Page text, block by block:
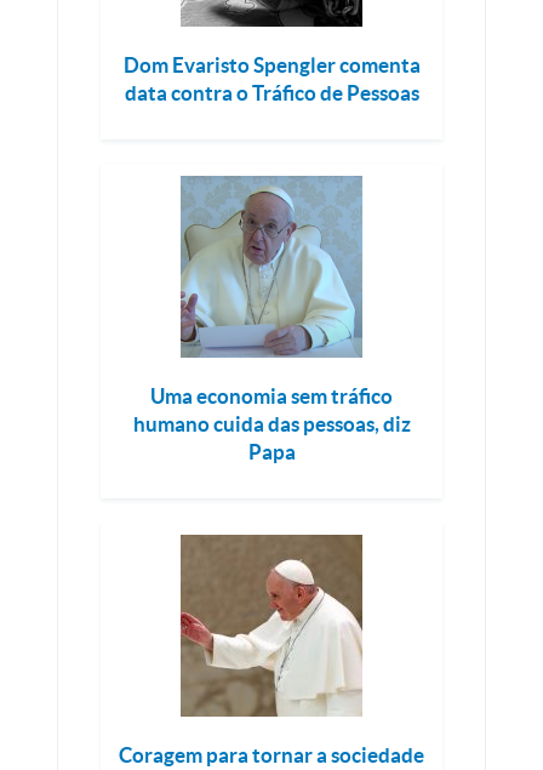
Dom Evaristo Spengler comenta
data contra o Tráfico de Pessoas
Uma economia sem tráfico
humano cuida das pessoas, diz
Papa
Coragem para tornar a sociedade